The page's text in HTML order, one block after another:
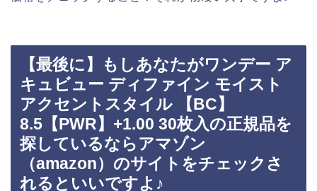
【最後に】もしあなたがワンデー ア
キュビュー ディファイン モイスト
アクセントスタイル 【BC】
8.5【PWR】+1.00 30枚入の正規品を
探しているならアマゾン
（amazon）のサイトをチェックさ
れるといいですよ♪